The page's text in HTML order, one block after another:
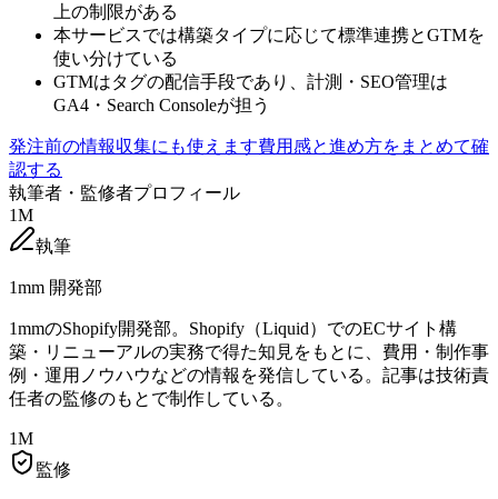
上の制限がある
本サービスでは構築タイプに応じて標準連携とGTMを
使い分けている
GTMはタグの配信手段であり、計測・SEO管理は
GA4・Search Consoleが担う
発注前の情報収集にも使えます費用感と進め方をまとめて確
認する
執筆者・監修者プロフィール
1M
執筆
1mm 開発部
1mmのShopify開発部。Shopify（Liquid）でのECサイト構
築・リニューアルの実務で得た知見をもとに、費用・制作事
例・運用ノウハウなどの情報を発信している。記事は技術責
任者の監修のもとで制作している。
1M
監修